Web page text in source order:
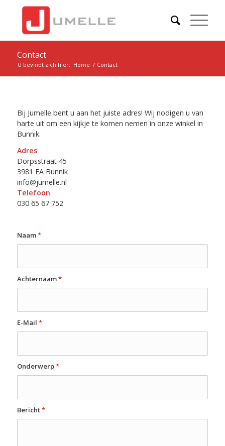
Contact
U bevindt zich hier: Home / Contact
Bij Jumelle bent u aan het juiste adres! Wij nodigen u van
harte uit om een kijkje te komen nemen in onze winkel in
Bunnik.
Adres
Dorpsstraat 45
3981 EA Bunnik
info@jumelle.nl
Telefoon
030 65 67 752
Naam*
Achternaam*
E-Mail *
Onderwerp*
Bericht*